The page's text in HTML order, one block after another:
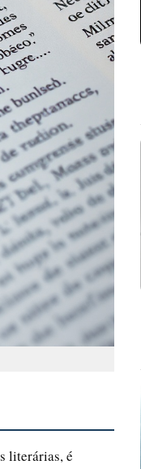
literárias, é